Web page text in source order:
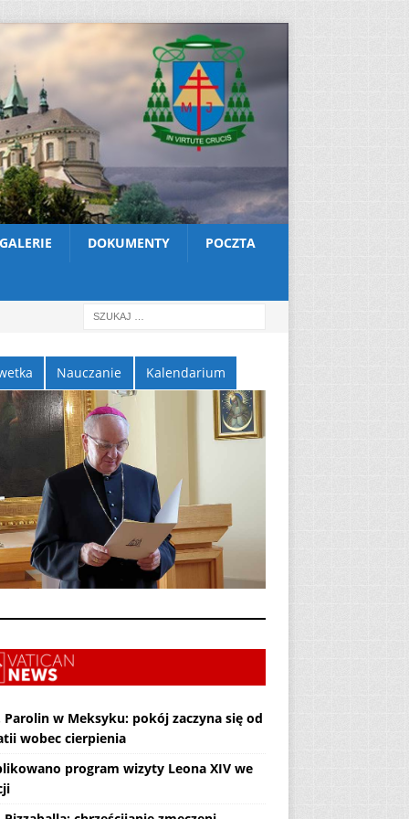
GALERIE DOKUMENTY POCZTA
Nauczanie Kalendarium
Parolin w Meksyku: pokój zaczyna się od
wobec cierpienia
program wizyty Leona XIV we